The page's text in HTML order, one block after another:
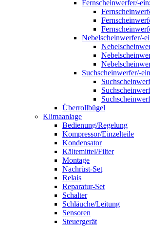
Fernscheinwerfer/-
Nebelscheinwerfer/-
Suchscheinwerfer/-
Überrollbügel
Klimaanlage
Bedienung/Regelung
Kompressor/Einzelteile
Kondensator
Kältemittel/Filter
Montage
Nachrüst-Set
Relais
Reparatur-Set
Schalter
Schläuche/Leitung
Sensoren
Steuergerät